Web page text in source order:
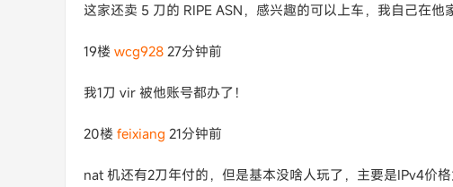
这家还卖 5 刀的 RIPE ASN，感兴趣的可以上车，我自己在他
19楼 wcg928 27分钟前
我1刀 vir 被他账号都办了！
20楼 feixiang 21分钟前
nat 机还有2刀年付的，但是基本没啥人玩了，主要是IPv4价格